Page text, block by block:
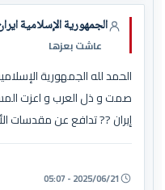
الجمهورية الإسلامية
عاشت بعزها
الحمد لله الجمهورية
صمت و ذل العرب و اعزت
إيران ?? تدافع عن مقدسات
2025/06/21 - 05:07